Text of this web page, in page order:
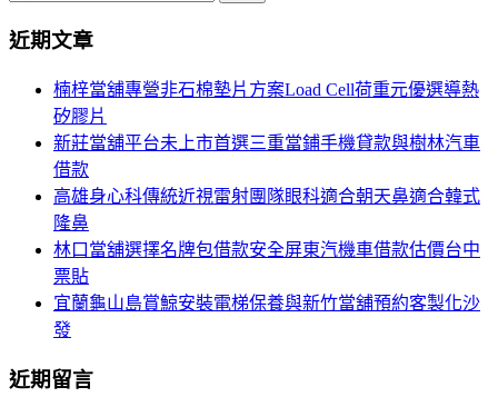
航
關
近期文章
楠梓當舖專營非石棉墊片方案Load Cell荷重元優選導熱
矽膠片
新莊當舖平台未上市首選三重當鋪手機貸款與樹林汽車
借款
高雄身心科傳統近視雷射團隊眼科適合朝天鼻適合韓式
隆鼻
林口當舖選擇名牌包借款安全屏東汽機車借款估價台中
票貼
宜蘭龜山島賞鯨安裝電梯保養與新竹當舖預約客製化沙
發
近期留言